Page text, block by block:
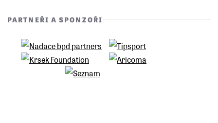
PARTNEŘI A SPONZOŘI